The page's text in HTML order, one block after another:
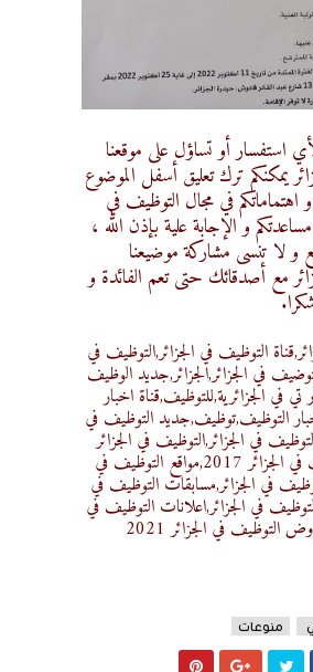
استفسار أو تساؤل على موقعنا
يمكنكم ترك تعليق أسفل الموضوع
و اهتماماتكم في مجال التوظيف في
و الإجابة علية بإذن الله ،
و لا تنسى مشاركة موضيعنا
مع أصدقائك حتى تعم الفائدة و
التوظيف في الجزائر,التوظيف في
2022,التوضيف في الجزائر,الجزائر,جديد الوظيف
تي في الجزائرية,للتوظيف,قناة اخبار
التوظيف,توظيف,جديد التوظيف في
في الجزائر,التوظيف في الجزائر
2021,التوظيف في الجزائر 2017,مواقع التوظيف في
في الجزائر,مسابقات التوظيف في
في الجزائر,اعلانات التوظيف في
التوظيف في الجزائر 2021
منوعات